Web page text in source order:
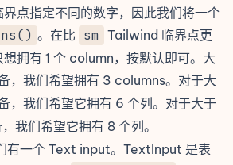
点指定不同的数字，因此我们将一个
。在比 sm Tailwind 临界点更
拥有 1 个 column，按默认即可。大
，我们希望拥有 3 columns。对于大
，我们希望它拥有 6 个列。对于大于
我们希望它拥有 8 个列。
有一个 Text input。TextInput 是表